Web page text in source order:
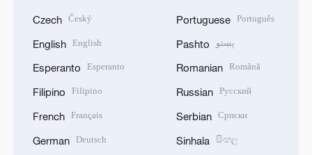
Czech Český
English English
Esperanto Esperanto
Filipino Filipino
French Français
German Deutsch
Portuguese Português
Pashto پښتو
Romanian Română
Russian Русский
Serbian Српски
Sinhala සිංහල